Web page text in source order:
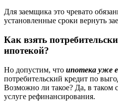
Для заемщика это чревато
установленные сроки вернуть
Как взять
ипотекой?
Но допустим, что ипотека уже
потребительский кредит по
Возможно ли такое? Да, в таком
услуге рефинансирования.